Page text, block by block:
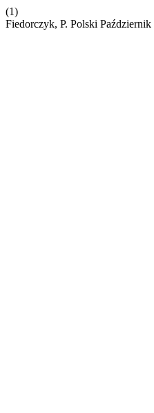
(1)
Fiedorczyk, P. Polski